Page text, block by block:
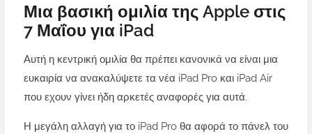
Μια βασική ομιλία της Apple στις
7 Μαΐου για iPad
Αυτή η κεντρική ομιλία θα πρέπει κανονικά να είναι μια
ευκαιρία να ανακαλύψετε τα νέα iPad Pro και iPad Air
που εχουν γίνει ήδη αρκετές αναφορές για αυτά.
Η μεγάλη αλλαγή για το iPad Pro θα αφορά το πάνελ του